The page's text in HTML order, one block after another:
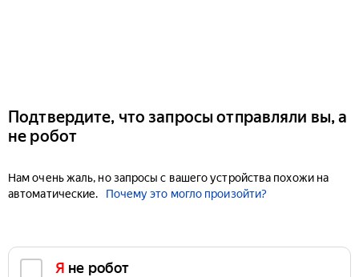
Подтвердите, что запросы отправляли вы, а
не робот
Нам очень жаль, но запросы с вашего устройства похожи на
автоматические.
Почему это могло произойти?
Я не робот